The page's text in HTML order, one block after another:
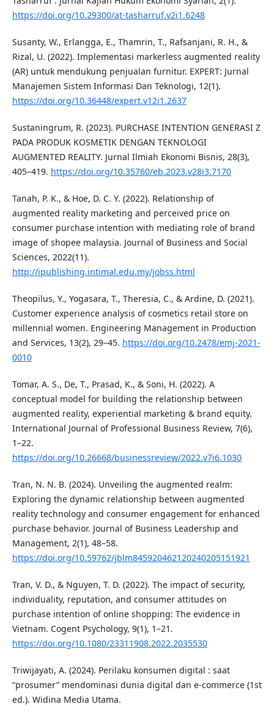
https://doi.org/10.29300/at-tasharruf.v2i1.6248
Susanty, W., Erlangga, E., Thamrin, T., Rafsanjani, R. H., &
Rizal, U. (2022). Implementasi markerless augmented reality
(AR) untuk mendukung penjualan furnitur. EXPERT: Jurnal
Manajemen Sistem Informasi Dan Teknologi, 12(1).
https://doi.org/10.36448/expert.v12i1.2637
Sustaningrum, R. (2023). PURCHASE INTENTION GENERASI Z
PADA PRODUK KOSMETIK DENGAN TEKNOLOGI
AUGMENTED REALITY. Jurnal Ilmiah Ekonomi Bisnis, 28(3),
405–419. https://doi.org/10.35760/eb.2023.v28i3.7170
Tanah, P. K., & Hoe, D. C. Y. (2022). Relationship of
augmented reality marketing and perceived price on
consumer purchase intention with mediating role of brand
image of shopee malaysia. Journal of Business and Social
Sciences, 2022(11).
http://ipublishing.intimal.edu.my/jobss.html
Theopilus, Y., Yogasara, T., Theresia, C., & Ardine, D. (2021).
Customer experience analysis of cosmetics retail store on
millennial women. Engineering Management in Production
and Services, 13(2), 29–45. https://doi.org/10.2478/emj-2021-
0010
Tomar, A. S., De, T., Prasad, K., & Soni, H. (2022). A
conceptual model for building the relationship between
augmented reality, experiential marketing & brand equity.
International Journal of Professional Business Review, 7(6),
1–22.
https://doi.org/10.26668/businessreview/2022.v7i6.1030
Tran, N. N. B. (2024). Unveiling the augmented realm:
Exploring the dynamic relationship between augmented
reality technology and consumer engagement for enhanced
purchase behavior. Journal of Business Leadership and
Management, 2(1), 48–58.
https://doi.org/10.59762/jblm845920462120240205151921
Tran, V. D., & Nguyen, T. D. (2022). The impact of security,
individuality, reputation, and consumer attitudes on
purchase intention of online shopping: The evidence in
Vietnam. Cogent Psychology, 9(1), 1–21.
https://doi.org/10.1080/23311908.2022.2035530
Triwijayati, A. (2024). Perilaku konsumen digital : saat
“prosumer” mendominasi dunia digital dan e-commerce (1st
ed.). Widina Media Utama.